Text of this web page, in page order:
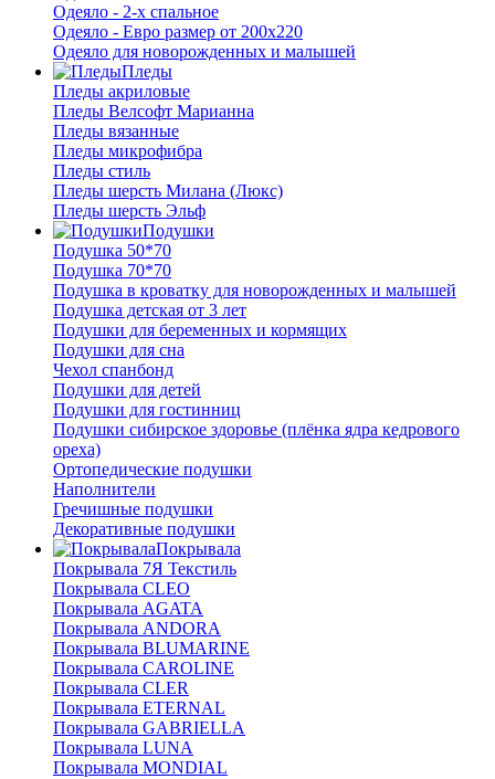
Одеяло - 2-х спальное
Одеяло - Евро размер от 200х220
Одеяло для новорожденных и малышей
Пледы
Пледы акриловые
Пледы Велсофт Марианна
Пледы вязанные
Пледы микрофибра
Пледы стиль
Пледы шерсть Милана (Люкс)
Пледы шерсть Эльф
Подушки
Подушка 50*70
Подушка 70*70
Подушка в кроватку для новорожденных и малышей
Подушка детская от 3 лет
Подушки для беременных и кормящих
Подушки для сна
Чехол спанбонд
Подушки для детей
Подушки для гостинниц
Подушки сибирское здоровье (плёнка ядра кедрового
ореха)
Ортопедические подушки
Наполнители
Гречишные подушки
Декоративные подушки
Покрывала
Покрывала 7Я Текстиль
Покрывала CLEO
Покрывала AGATA
Покрывала ANDORA
Покрывала BLUMARINE
Покрывала CAROLINE
Покрывала CLER
Покрывала ETERNAL
Покрывала GABRIELLA
Покрывала LUNA
Покрывала MONDIAL